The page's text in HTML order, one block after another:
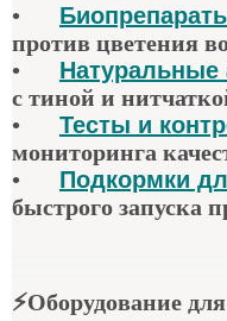
•
против цветения
•
Натуральные
с тиной и
•
Тесты и
мониторинга
•
Подкормки
быстрого запуска
⚡Оборудование